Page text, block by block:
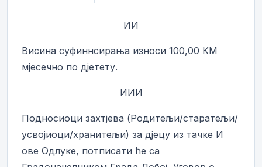
ИИ
Висина суфиннсирања износи 100,00 КМ
мјесечно по дјетету.
ИИИ
Подносиоци захтјева (Родитељи/старатељи/
усвојиоци/хранитељи) за дјецу из тачке И
ове Одлуке, потписати ће са